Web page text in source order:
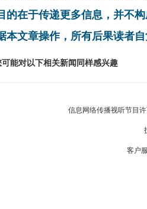
的在于传递更多信息，并不
本文章操作，所有后果读者
可能对以下相关新闻同样感兴趣
信息网络传播视听节目
客户